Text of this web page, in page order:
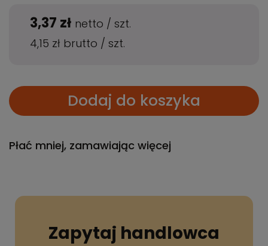
3,37 zł netto / szt.
4,15 zł brutto / szt.
Dodaj do koszyka
Płać mniej, zamawiając więcej
Zapytaj handlowca